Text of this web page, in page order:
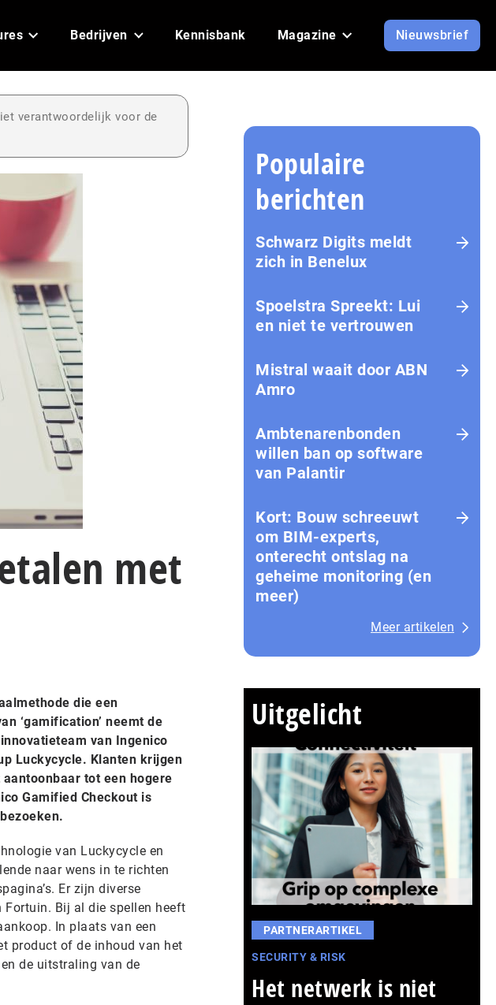
Bedrijven Kennisbank Magazine Nieuwsbrief
verantwoordelijk voor de
met
die een
‘gamification’ neemt de
van Ingenico
Luckycycle. Klanten krijgen
tot een hogere
Gamified Checkout is
van Luckycycle en
naar wens in te richten
Er zijn diverse
Fortuin. Bij al die spellen heeft
In plaats van een
product of de inhoud van het
de uitstraling van de
Populaire
berichten
Schwarz Digits meldt
zich in Benelux
Spoelstra Spreekt: Lui
en niet te vertrouwen
Mistral waait door ABN
Amro
Ambtenarenbonden
willen ban op software
van Palantir
Kort: Bouw schreeuwt
om BIM-experts,
onterecht ontslag na
geheime monitoring (en
meer)
Meer artikelen
Uitgelicht
PARTNERARTIKEL
SECURITY & RISK
Het netwerk is niet